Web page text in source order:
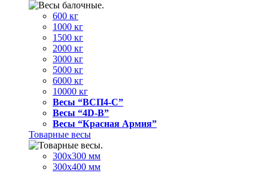
600 кг
1000 кг
1500 кг
2000 кг
3000 кг
5000 кг
6000 кг
10000 кг
Весы “ВСП4-С”
Весы “4D-В”
Весы “Красная Армия”
Товарные весы
300х300 мм
300х400 мм